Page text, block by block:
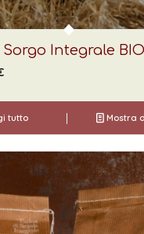
Integrale BIO
tutto Mostra